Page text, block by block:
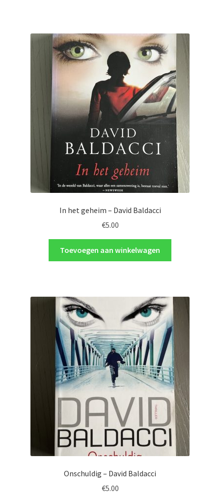
In het geheim – David Baldacci
€5.00
Toevoegen aan winkelwagen
Onschuldig – David Baldacci
€5.00